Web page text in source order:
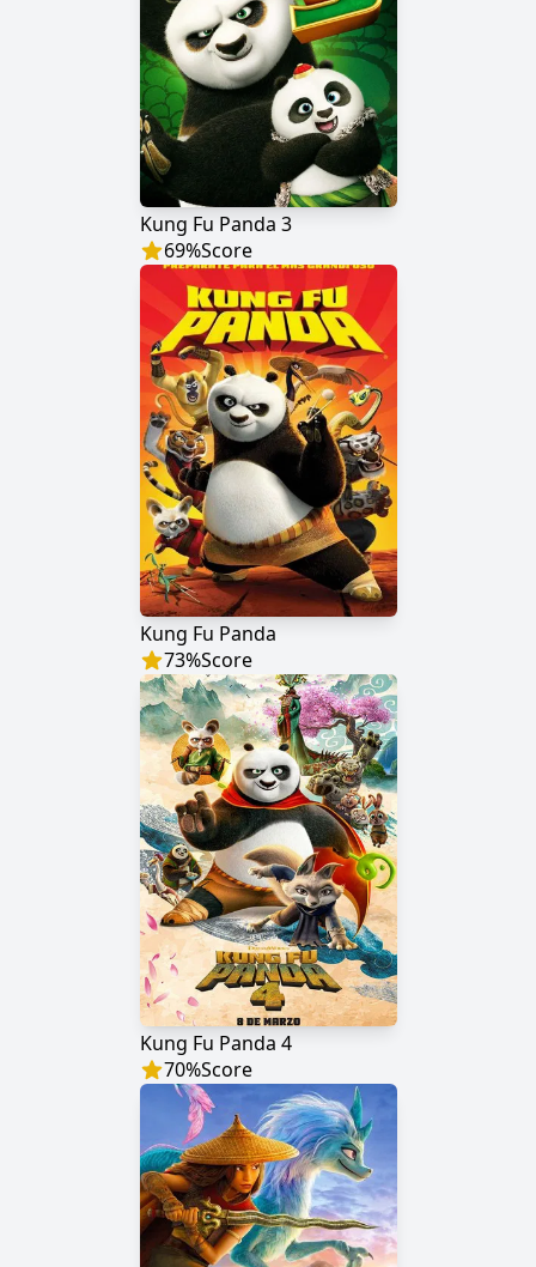
Kung Fu Panda 3
69%Score
Kung Fu Panda
73%Score
Kung Fu Panda 4
70%Score